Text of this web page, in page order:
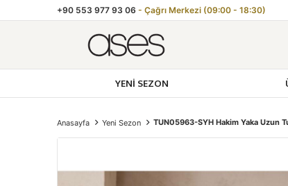
+90 553 977 93 06- Çağrı Merkezi (09:00 - 18:30)
YENI SEZON
Anasayfa Yeni Sezon TUN05963-SYH Hakim Yaka Uzun